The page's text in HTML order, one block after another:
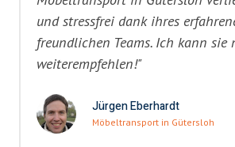
und stressfrei dank ihres
freundlichen Teams. Ich kann sie
weiterempfehlen!"
Jürgen Eberhardt
Möbeltransport in Gütersloh